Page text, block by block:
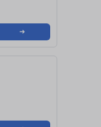
➜